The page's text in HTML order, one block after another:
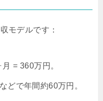
モデルです：
= 360万円。
どで年間約60万円。